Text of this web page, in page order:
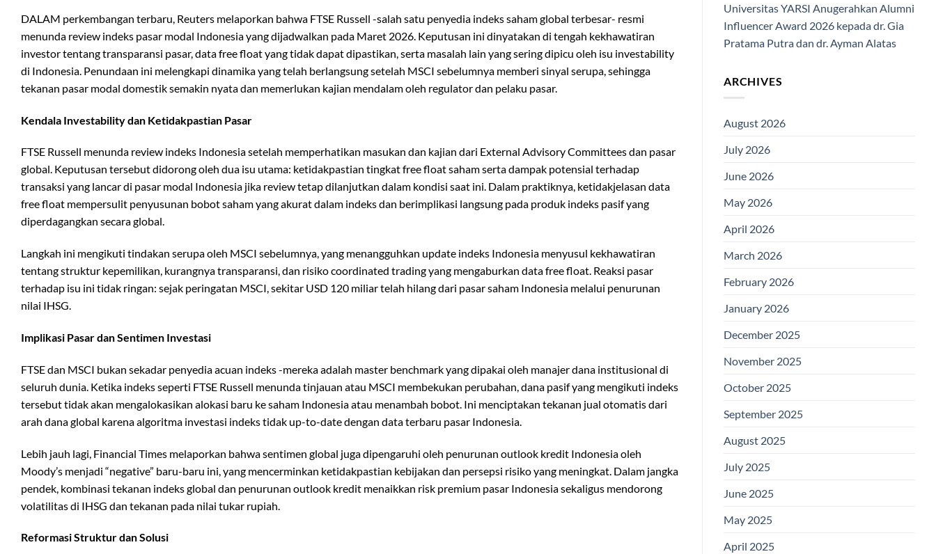
DALAM perkembangan terbaru, Reuters melaporkan bahwa FTSE Russell -salah satu penyedia indeks saham global terbesar- resmi
menunda review indeks pasar modal Indonesia yang dijadwalkan pada Maret 2026. Keputusan ini dinyatakan di tengah kekhawatiran
investor tentang transparansi pasar, data free float yang tidak dapat dipastikan, serta masalah lain yang sering dipicu oleh isu investability
di Indonesia. Penundaan ini melengkapi dinamika yang telah berlangsung setelah MSCI sebelumnya memberi sinyal serupa, sehingga
tekanan pasar modal domestik semakin nyata dan memerlukan kajian mendalam oleh regulator dan pelaku pasar.
Kendala Investability dan Ketidakpastian Pasar
FTSE Russell menunda review indeks Indonesia setelah memperhatikan masukan dan kajian dari External Advisory Committees dan pasar
global. Keputusan tersebut didorong oleh dua isu utama: ketidakpastian tingkat free float saham serta dampak potensial terhadap
transaksi yang lancar di pasar modal Indonesia jika review tetap dilanjutkan dalam kondisi saat ini. Dalam praktiknya, ketidakjelasan data
free float mempersulit penyusunan bobot saham yang akurat dalam indeks dan berimplikasi langsung pada produk indeks pasif yang
diperdagangkan secara global.
Langkah ini mengikuti tindakan serupa oleh MSCI sebelumnya, yang menangguhkan update indeks Indonesia menyusul kekhawatiran
tentang struktur kepemilikan, kurangnya transparansi, dan risiko coordinated trading yang mengaburkan data free float. Reaksi pasar
terhadap isu ini tidak ringan: sejak peringatan MSCI, sekitar USD 120 miliar telah hilang dari pasar saham Indonesia melalui penurunan
nilai IHSG.
Implikasi Pasar dan Sentimen Investasi
FTSE dan MSCI bukan sekadar penyedia acuan indeks -mereka adalah master benchmark yang dipakai oleh manajer dana institusional di
seluruh dunia. Ketika indeks seperti FTSE Russell menunda tinjauan atau MSCI membekukan perubahan, dana pasif yang mengikuti indeks
tersebut tidak akan mengalokasikan alokasi baru ke saham Indonesia atau menambah bobot. Ini menciptakan tekanan jual otomatis dari
arah dana global karena algoritma investasi indeks tidak up-to-date dengan data terbaru pasar Indonesia.
Lebih jauh lagi, Financial Times melaporkan bahwa sentimen global juga dipengaruhi oleh penurunan outlook kredit Indonesia oleh
Moody’s menjadi “negative” baru-baru ini, yang mencerminkan ketidakpastian kebijakan dan persepsi risiko yang meningkat. Dalam jangka
pendek, kombinasi tekanan indeks global dan penurunan outlook kredit menaikkan risk premium pasar Indonesia sekaligus mendorong
volatilitas di IHSG dan tekanan pada nilai tukar rupiah.
Reformasi Struktur dan Solusi
Universitas YARSI Anugerahkan Alumni
Influencer Award 2026 kepada dr. Gia
Pratama Putra dan dr. Ayman Alatas
ARCHIVES
August 2026
July 2026
June 2026
May 2026
April 2026
March 2026
February 2026
January 2026
December 2025
November 2025
October 2025
September 2025
August 2025
July 2025
June 2025
May 2025
April 2025